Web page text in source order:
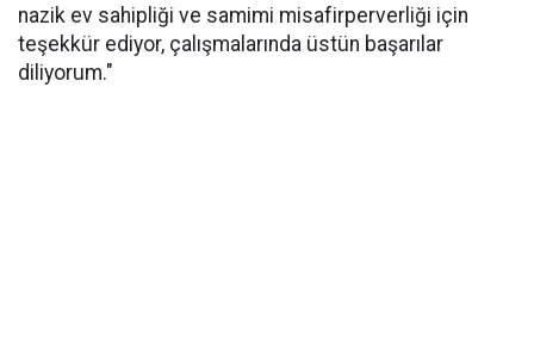
nazik ev sahipliği ve samimi misafirperverliği için
teşekkür ediyor, çalışmalarında üstün başarılar
diliyorum."